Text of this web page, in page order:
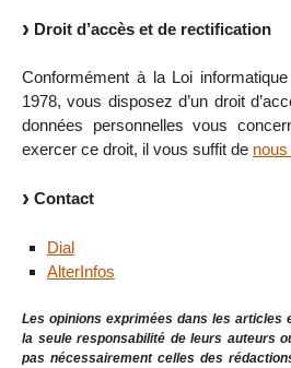
Droit d’accès et de rectification
Conformément à la Loi
1978, vous disposez d’un droit
données personnelles vous
exercer ce droit, il vous suffit de
Contact
Dial
AlterInfos
Les opinions exprimées dans les articles
la seule responsabilité de leurs auteurs
pas nécessairement celles des